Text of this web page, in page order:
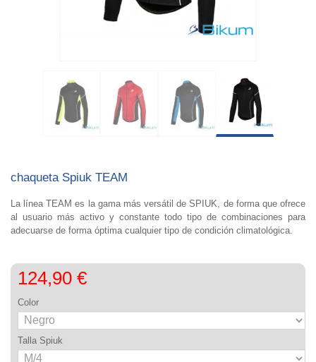
chaqueta Spiuk TEAM
La línea TEAM es la gama más versátil de SPIUK, de forma que ofrece
al usuario más activo y constante todo tipo de combinaciones para
adecuarse de forma óptima cualquier tipo de condición climatológica.
124,90 €
Color
Talla Spiuk